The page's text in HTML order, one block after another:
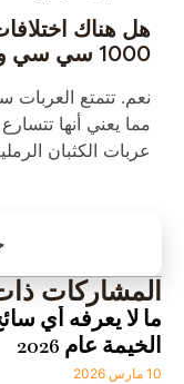
هل هناك
1000 سي سي وعربات الكثبان الرملية؟
مما يعني أنها
عربات الكثبان
المشاركات
ما لا يعرفه أي
الخيمة عام 2026
10 مارس 2026